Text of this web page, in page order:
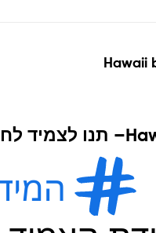
Hawaii
– תנו לצמיד